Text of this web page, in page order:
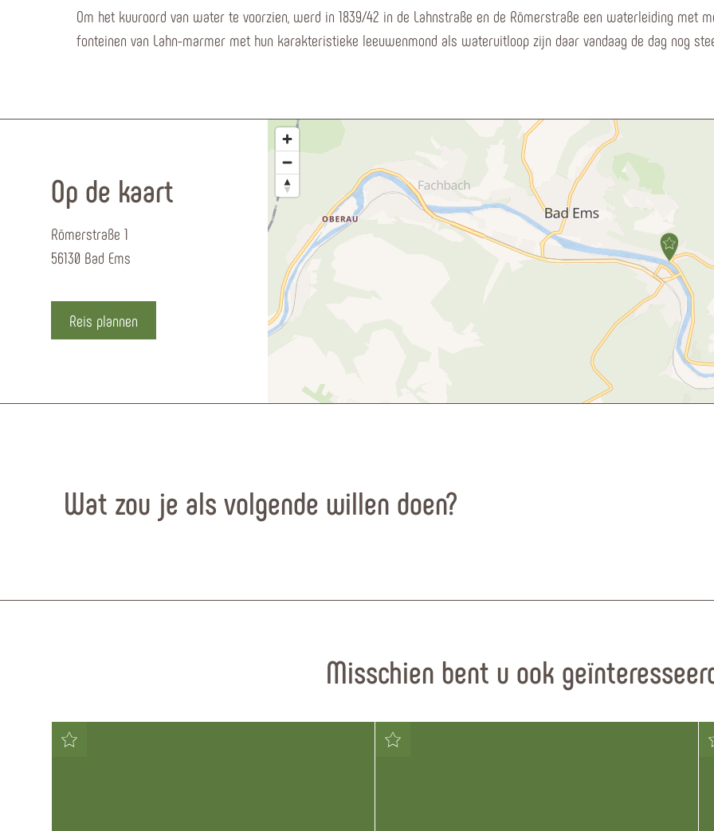
Om het kuuroord van water te voorzien, werd in 1839/42 in de Lahnstraße en de Römerstraße een waterleiding met
fonteinen van Lahn-marmer met hun karakteristieke leeuwenmond als wateruitloop zijn daar vandaag de dag nog
Op de kaart
Römerstraße 1
56130 Bad Ems
Reis plannen
Wat zou je als volgende willen doen?
Misschien bent u ook